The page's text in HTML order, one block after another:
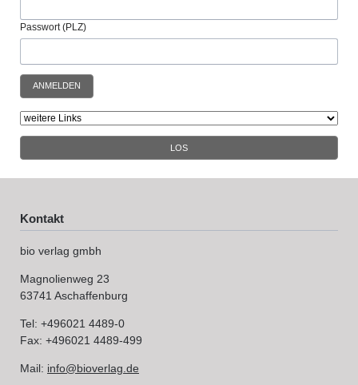
Passwort (PLZ)
ANMELDEN
LOS
Kontakt
bio verlag gmbh
Magnolienweg 23
63741 Aschaffenburg
Tel: +496021 4489-0
Fax: +496021 4489-499
Mail: info@bioverlag.de